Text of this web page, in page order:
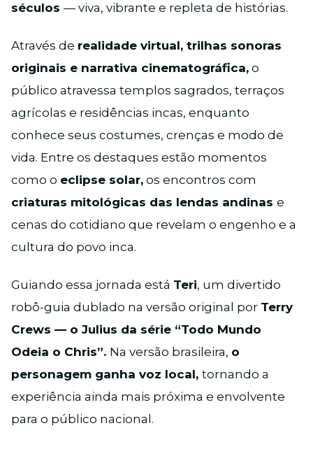
séculos — viva, vibrante e repleta de histórias.
Através de realidade virtual, trilhas sonoras
originais e narrativa cinematográfica, o
público atravessa templos sagrados, terraços
agrícolas e residências incas, enquanto
conhece seus costumes, crenças e modo de
vida. Entre os destaques estão momentos
como o eclipse solar, os encontros com
criaturas mitológicas das lendas andinas e
cenas do cotidiano que revelam o engenho e a
cultura do povo inca.
Guiando essa jornada está Teri, um divertido
robô-guia dublado na versão original por Terry
Crews — o Julius da série “Todo Mundo
Odeia o Chris”. Na versão brasileira, o
personagem ganha voz local, tornando a
experiência ainda mais próxima e envolvente
para o público nacional.